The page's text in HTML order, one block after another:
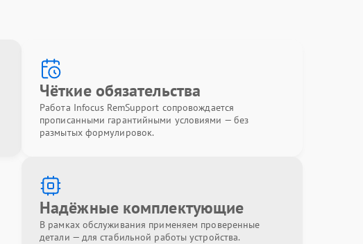
Чёткие обязательства
Работа Infocus RemSupport сопровождается
прописанными гарантийными условиями — без
размытых формулировок.
Надёжные комплектующие
В рамках обслуживания применяем проверенные
детали — для стабильной работы устройства.